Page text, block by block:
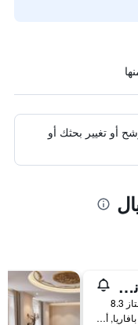
أو تغيير بحثك أو
سوفيتيل ميونيخ بايربوست
8.3
طريق باير 12, ميونخ, بافاريا, ألمانيا